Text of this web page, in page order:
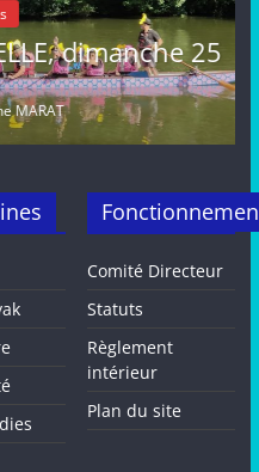
dimanche 25
Comité Directeur
Statuts
Règlement
intérieur
Plan du site